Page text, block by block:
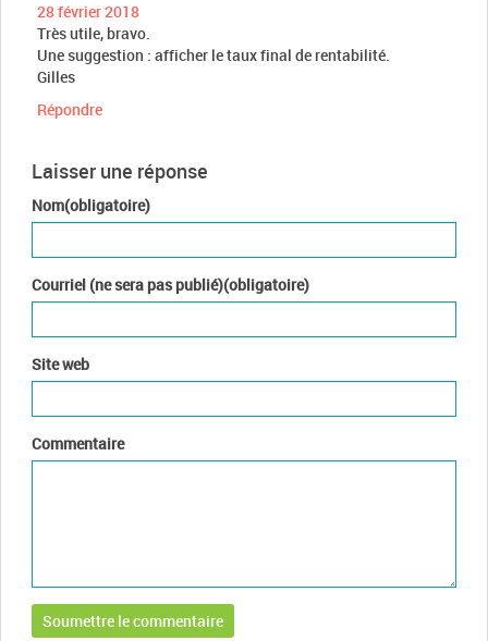
28 février 2018
Très utile, bravo.
Une suggestion : afficher le taux final de rentabilité.
Gilles
Répondre
Laisser une réponse
Nom(obligatoire)
Courriel (ne sera pas publié)(obligatoire)
Site web
Commentaire